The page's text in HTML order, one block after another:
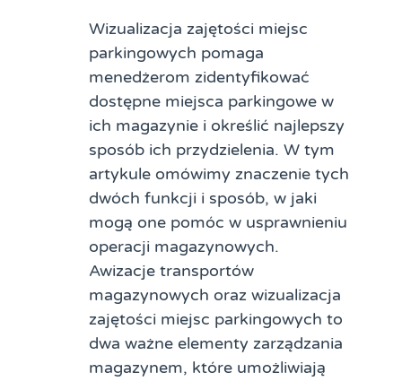
Wizualizacja zajętości miejsc
parkingowych pomaga
menedżerom zidentyfikować
dostępne miejsca parkingowe w
ich magazynie i określić najlepszy
sposób ich przydzielenia. W tym
artykule omówimy znaczenie tych
dwóch funkcji i sposób, w jaki
mogą one pomóc w usprawnieniu
operacji magazynowych.
Awizacje transportów
magazynowych oraz wizualizacja
zajętości miejsc parkingowych to
dwa ważne elementy zarządzania
magazynem, które umożliwiają